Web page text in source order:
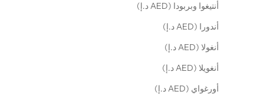
أنتيغوا وبربودا (AED د.إ)
أندورا (AED د.إ)
أنغولا (AED د.إ)
أنغويلا (AED د.إ)
أورغواي (AED د.إ)